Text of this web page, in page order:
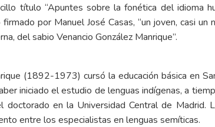
título “Apuntes sobre la fonética del idioma
por Manuel José Casas, “un joven, casi
del sabio Venancio González Manrique”.
(1892-1973) cursó la educación básica en
iniciado el estudio de lenguas indígenas, a
doctorado en la Universidad Central de Madrid.
entre los especialistas en lenguas semíticas.